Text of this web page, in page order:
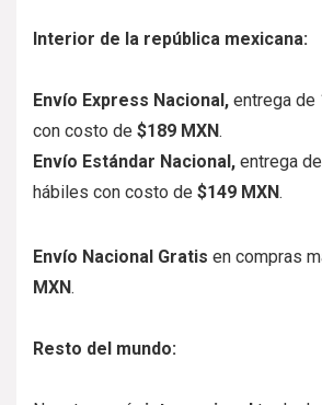
Interior de la república mexicana:
Envío Express Nacional, entrega de
con costo de $189 MXN.
Envío Estándar Nacional, entrega de
hábiles con costo de $149 MXN.
Envío Nacional Gratis en compras
MXN.
Resto del mundo: